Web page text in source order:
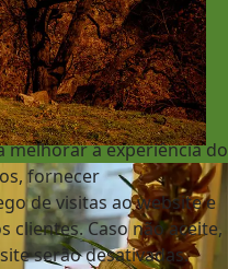
melhorar a experiência do
fornecer
de visitas ao website e
clientes. Caso não aceite,
serão desativadas.